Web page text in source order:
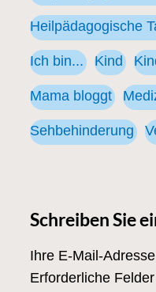
Heilpädagogische
Ich bin... Kind
Mama bloggt
Sehbehinderung
Schreiben Sie
Ihre E-Mail-
Erforderliche